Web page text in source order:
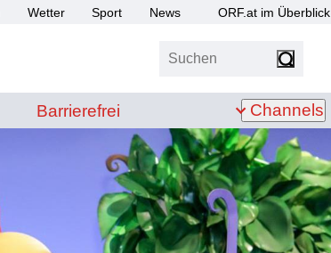
Wetter Sport News ORF.at im Überblick
Suchen
Barrierefrei
Barrierefrei Channels